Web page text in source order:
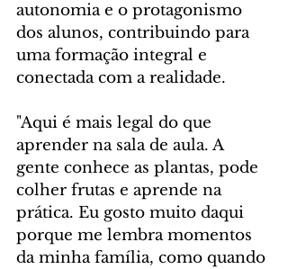
autonomia e o protagonismo
dos alunos, contribuindo para
uma formação integral e
conectada com a realidade.
"Aqui é mais legal do que
aprender na sala de aula. A
gente conhece as plantas, pode
colher frutas e aprende na
prática. Eu gosto muito daqui
porque me lembra momentos
da minha família, como quando